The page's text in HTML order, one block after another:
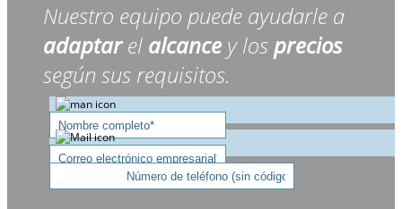
Nuestro equipo puede ayudarle a
adaptarel alcance y losprecios
según sus requisitos.